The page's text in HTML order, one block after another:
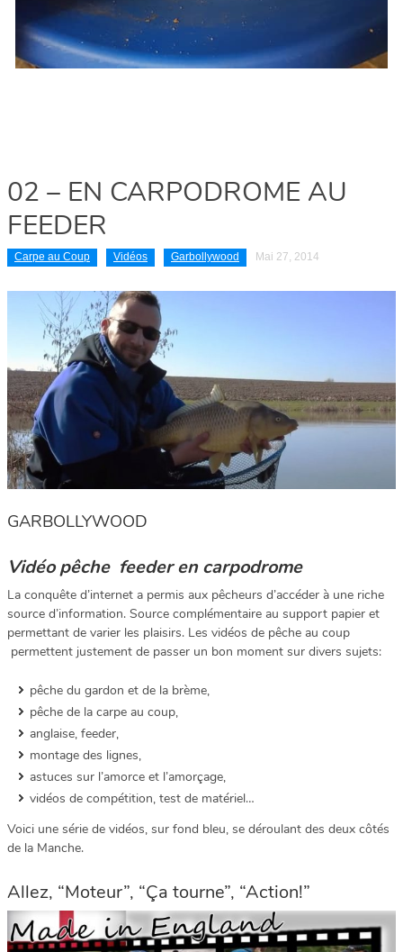
02 – EN CARPODROME AU
FEEDER
Carpe au Coup Vidéos Garbollywood Mai 27, 2014
GARBOLLYWOOD
Vidéo pêche feeder en carpodrome
La conquête d’internet a permis aux pêcheurs d’accéder à une riche
source d’information. Source complémentaire au support papier et
permettant de varier les plaisirs. Les vidéos de pêche au coup
permettent justement de passer un bon moment sur divers sujets:
pêche du gardon et de la brème,
pêche de la carpe au coup,
anglaise, feeder,
montage des lignes,
astuces sur l’amorce et l’amorçage,
vidéos de compétition, test de matériel…
Voici une série de vidéos, sur fond bleu, se déroulant des deux côtés
de la Manche.
Allez, “Moteur”, “Ça tourne”, “Action!”